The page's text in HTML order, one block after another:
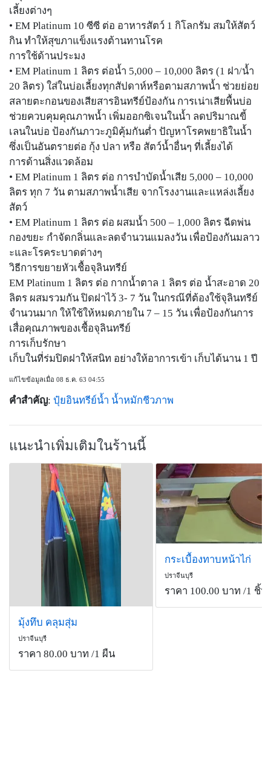
เลี้ยงต่างๆ
• EM Platinum 10 ซีซี ต่อ อาหารสัตว์ 1 กิโลกรัม สมให้สัตว์
กิน ทำให้สุขภาแข็งแรงต้านทานโรค
การใช้ด้านประมง
• EM Platinum 1 ลิตร ต่อน้ำ 5,000 – 10,000 ลิตร (1 ฝา/น้ำ
20 ลิตร) ใส่ในบ่อเลี้ยงทุกสัปดาห์หรือตามสภาพน้ำ ช่วยย่อย
สลายตะกอนของเสียสารอินทรีย์ป้องกัน การเน่าเสียพื้นบ่อ
ช่วยควบคุมคุณภาพน้ำ เพิ่มออกซิเจนในน้ำ ลดปริมาณขี้
เลนในบ่อ ป้องกันภาวะภูมิคุ้มกันต่ำ ปัญหาโรคพยาธิในน้ำ
ซึ่งเป็นอันตรายต่อ กุ้ง ปลา หรือ สัตว์น้ำอื่นๆ ที่เลี้ยงได้
การด้านสิ่งแวดล้อม
• EM Platinum 1 ลิตร ต่อ การบำบัดน้ำเสีย 5,000 – 10,000
ลิตร ทุก 7 วัน ตามสภาพน้ำเสีย จากโรงงานและแหล่งเลี้ยง
สัตว์
• EM Platinum 1 ลิตร ต่อ ผสมน้ำ 500 – 1,000 ลิตร ฉีดพ่น
กองขยะ กำจัดกลิ่นและลดจำนวนแมลงวัน เพื่อป้องกันมลาว
ะและโรคระบาดต่างๆ
วิธีการขยายหัวเชื้อจุลินทรีย์
EM Platinum 1 ลิตร ต่อ กากน้ำตาล 1 ลิตร ต่อ น้ำสะอาด 20
ลิตร ผสมรวมกัน ปิดฝาไว้ 3- 7 วัน ในกรณ๊ที่ต้องใช้จุลินทรีย์
จำนวนมาก ให้ใช้ให้หมดภายใน 7 – 15 วัน เพื่อป้องกันการ
เสื่อคุณภาพของเชื้อจุลินทรีย์
การเก็บรักษา
เก็บในที่ร่มปิดฝาให้สนิท อย่างให้อาการเข้า เก็บได้นาน 1 ปี
แก้ไขข้อมูลเมื่อ 08 ธ.ค. 63 04:55
คำสำคัญ: ปุ๋ยอินทรีย์น้ำ น้ำหมักชีวภาพ
แนะนำเพิ่มเติมในร้านนี้
มุ้งทึบ คลุมสุ่ม
ปราจีนบุรี
ราคา 80.00 บาท /1 ผืน
กระเบื้องทาบหน้าไก่
ปราจีนบุรี
ราคา 100.00 บาท /1 ชิ้น